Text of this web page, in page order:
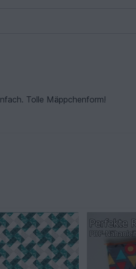
Tolle Mäppchenform!